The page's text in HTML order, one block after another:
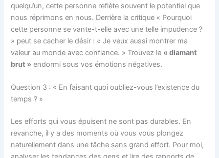
quelqu’un, cette personne reflète souvent le potentiel que
nous réprimons en nous. Derrière la critique « Pourquoi
cette personne se vante-t-elle avec une telle impudence ?
» peut se cacher le désir : « Je veux aussi montrer ma
valeur au monde avec confiance. » Trouvez le « diamant
brut » endormi sous vos émotions négatives.
Question 3 : « En faisant quoi oubliez-vous l’existence du
temps ? »
Les efforts qui vous épuisent ne sont pas durables. En
revanche, il y a des moments où vous vous plongez
naturellement dans une tâche sans grand effort. Pour moi,